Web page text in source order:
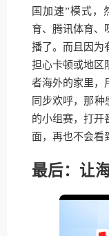
国加速”模式，
育、腾讯体育、
播了。而且因为
担心卡顿或地区
者海外的家里，
同步欢呼，那种
的小组赛，打开
面，再也不会看
最后：让